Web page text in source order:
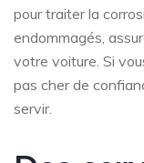
pour traiter la
endommagés,
votre voiture. Si
pas cher de
servir.